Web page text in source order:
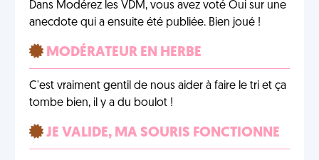
Dans Modérez les VDM, vous avez voté Oui sur une
anecdote qui a ensuite été publiée. Bien joué !
MODÉRATEUR EN HERBE
C'est vraiment gentil de nous aider à faire le tri et ça
tombe bien, il y a du boulot !
JE VALIDE, MA SOURIS FONCTIONNE